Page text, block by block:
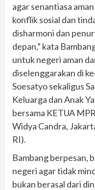
agar senantiasa
konflik sosial dan
disharmoni dan
depan,” kata
untuk negeri aman
diselenggarakan di
Soesatyo sekaligus
Keluarga dan Anak
bersama KETUA
Widya Candra,
RI).
Bambang berpesan,
negeri agar tidak
bukan berasal dari